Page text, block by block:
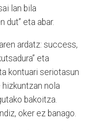
lan bila
dut” eta abar.
ardatz: success,
eta
kontuari seriotasun
hizkuntzan nola
bakoitza.
oker ez banago.